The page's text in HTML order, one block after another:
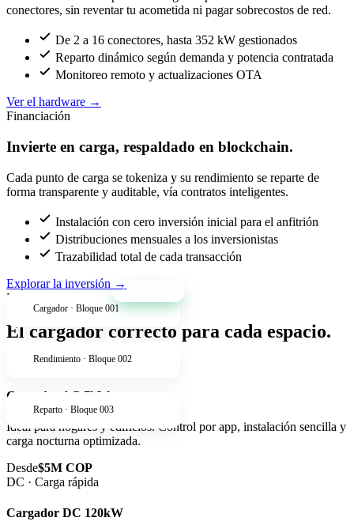
conectores, sin reventar tu acometida ni pagar sobrecostos de red.
De 2 a 16 conectores, hasta 352 kW gestionados
Reparto dinámico según demanda y potencia contratada
Monitoreo remoto y actualizaciones OTA
Ver el hardware →
Financiación
Invierte en carga, respaldado en blockchain.
Cada punto de carga se tokeniza y su rendimiento se reparte de
forma transparente y auditable, vía contratos inteligentes.
Instalación con cero inversión inicial para el anfitrión
Distribuciones mensuales a los inversionistas
Trazabilidad total de cada transacción
Explorar la inversión →
+34% anual
Cargador · Bloque 001
Rendimiento · Bloque 002
Reparto · Bloque 003
Productos
El cargador correcto para cada espacio.
AC · Residencial
Cargador AC 7kW
Ideal para hogares y edificios. Control por app, instalación sencilla y
carga nocturna optimizada.
Desde$5M COP
DC · Carga rápida
Cargador DC 120kW